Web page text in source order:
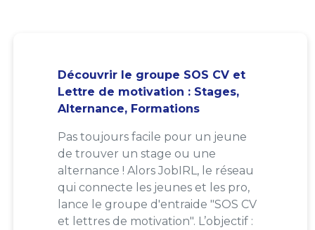
Découvrir le groupe SOS CV et
Lettre de motivation : Stages,
Alternance, Formations
Pas toujours facile pour un jeune
de trouver un stage ou une
alternance ! Alors JobIRL, le réseau
qui connecte les jeunes et les pro,
lance le groupe d'entraide "SOS CV
et lettres de motivation". L’objectif :